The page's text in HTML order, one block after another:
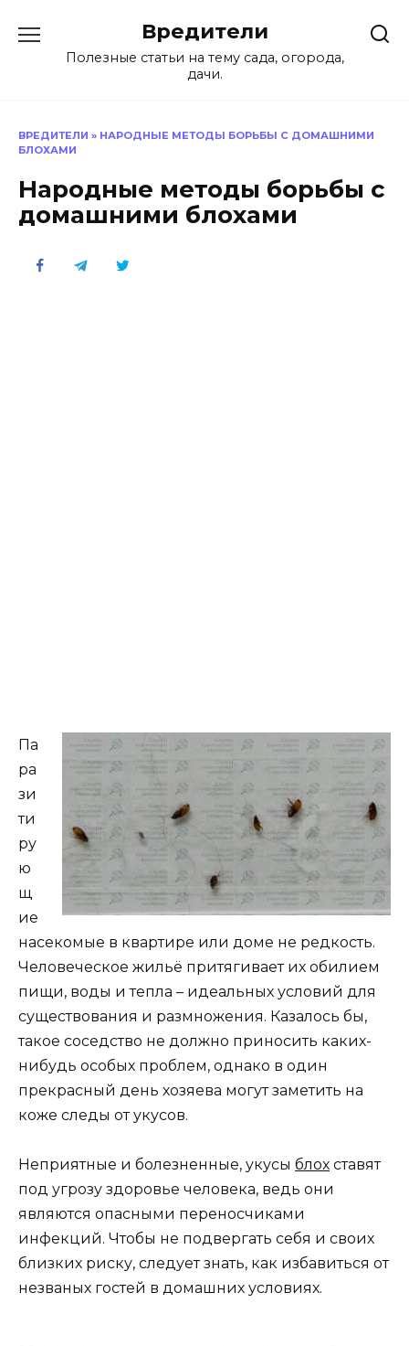
содержанию
Вредители
Полезные статьи на тему сада, огорода,
дачи.
ВРЕДИТЕЛИ » НАРОДНЫЕ МЕТОДЫ БОРЬБЫ С ДОМАШНИМИ
БЛОХАМИ
Народные методы борьбы с
домашними блохами
Па
ра
зи
ти
ру
ю
щ
ие
насекомые в квартире или доме не редкость.
Человеческое жильё притягивает их обилием
пищи, воды и тепла – идеальных условий для
существования и размножения. Казалось бы,
такое соседство не должно приносить каких-
нибудь особых проблем, однако в один
прекрасный день хозяева могут заметить на
коже следы от укусов.
Неприятные и болезненные, укусы блох ставят
под угрозу здоровье человека, ведь они
являются опасными переносчиками
инфекций. Чтобы не подвергать себя и своих
близких риску, следует знать, как избавиться от
незваных гостей в домашних условиях.